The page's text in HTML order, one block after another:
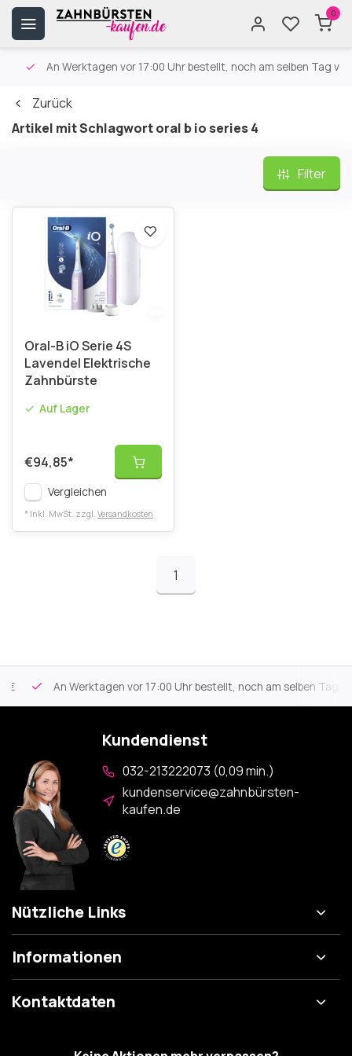
0
An Werktagen vor 17:00 Uhr bestellt, noch am selben Tag
Zurück
Artikel mit Schlagwort oral b io series 4
Filter
Oral-B iO Serie 4S
Lavendel Elektrische
Zahnbürste
Auf Lager
€94,85*
Vergleichen
* Inkl. MwSt. zzgl. Versandkosten
1
An Werktagen vor 17:00 Uhr bestellt, noch am selben Tag
Kundendienst
032-213222073 (0,09 min.)
kundenservice@zahnbürsten-
kaufen.de
Nützliche Links
Informationen
Kontaktdaten